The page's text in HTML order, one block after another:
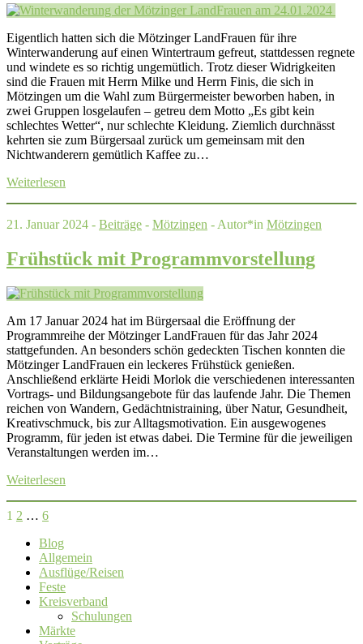
Eigentlich hatten sich die Mötzinger LandFrauen für ihre
Winterwanderung auf einen Wintertraum gefreut, stattdessen regnete
und windete es so richtig ungemütlich. Trotz dieser Widrigkeiten
sind die Frauen mit Herrn Milke und Herrn Finis, die sich in
Mötzingen um die Wahl zum Bürgermeister beworben haben, in
zwei Gruppen losgelaufen – getreu dem Motto „Es gibt kein
schlechtes Wetter“, nur schlechte Kleidung. Ziemlich durchnässt
kehrten sie zum Bürgersaal zurück um gemeinsam mit den
Nichtwanderern gemütlich Kaffee zu…
Weiterlesen
21. Januar 2024 - Beiträge - Mötzingen - Autor*in Mötzingen
Frühstück mit Programmvorstellung
Am 17 Januar 2024 hat im Bürgersaal die Eröffnung der
Programmreihe der Mötzinger LandFrauen für das Jahr 2024
stattgefunden. An besonders schön gedeckten Tischen konnten die
Mötzinger LandFrauen ein leckeres Frühstück genießen.
Anschließend erklärte Heidi Morlok die verschiedenen interessanten
Vortrags- und Bildungsangebote für das laufende Jahr. Die Themen
reichen von Wandern, Gedächtnistraining, über Natur, Gesundheit,
Kreativschmuck, bis zur Alltagsmotivation. Ein ausgewogenes
Programm, für jeden ist etwas dabei. Die Termine für die jeweiligen
Veranstaltungen werden im…
Weiterlesen
Seitennummerierung
der
Beiträge
1 2 … 6
Blog
Allgemein
Ausflüge/Reisen
Feste
Kreisverband
Schulungen
Märkte